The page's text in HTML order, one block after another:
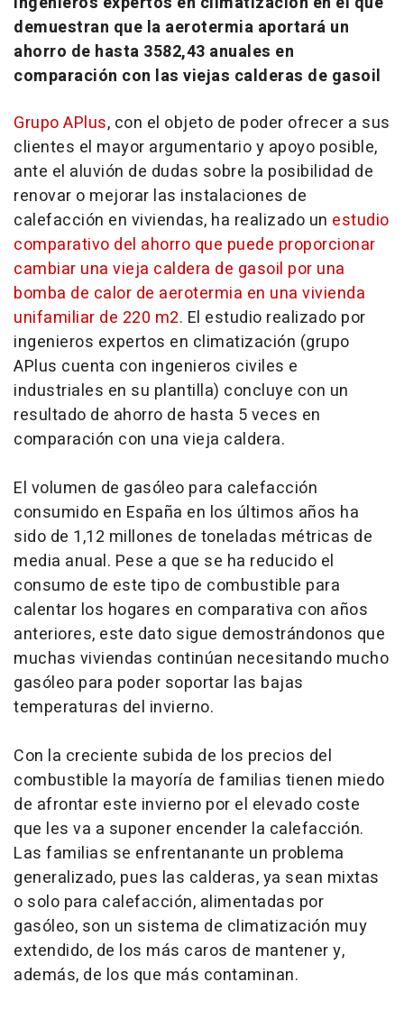
demuestran que la aerotermia aportará un
ahorro de hasta 3582,43 anuales en
comparación con las viejas calderas de gasoil
Grupo APlus, con el objeto de poder ofrecer a sus
clientes el mayor argumentario y apoyo posible,
ante el aluvión de dudas sobre la posibilidad de
renovar o mejorar las instalaciones de
calefacción en viviendas, ha realizado un estudio
comparativo del ahorro que puede proporcionar
cambiar una vieja caldera de gasoil por una
bomba de calor de aerotermia en una vivienda
unifamiliar de 220 m2. El estudio realizado por
ingenieros expertos en climatización (grupo
APlus cuenta con ingenieros civiles e
industriales en su plantilla) concluye con un
resultado de ahorro de hasta 5 veces en
comparación con una vieja caldera.
El volumen de gasóleo para calefacción
consumido en España en los últimos años ha
sido de 1,12 millones de toneladas métricas de
media anual. Pese a que se ha reducido el
consumo de este tipo de combustible para
calentar los hogares en comparativa con años
anteriores, este dato sigue demostrándonos que
muchas viviendas continúan necesitando mucho
gasóleo para poder soportar las bajas
temperaturas del invierno.
Con la creciente subida de los precios del
combustible la mayoría de familias tienen miedo
de afrontar este invierno por el elevado coste
que les va a suponer encender la calefacción.
Las familias se enfrentanante un problema
generalizado, pues las calderas, ya sean mixtas
o solo para calefacción, alimentadas por
gasóleo, son un sistema de climatización muy
extendido, de los más caros de mantener y,
además, de los que más contaminan.